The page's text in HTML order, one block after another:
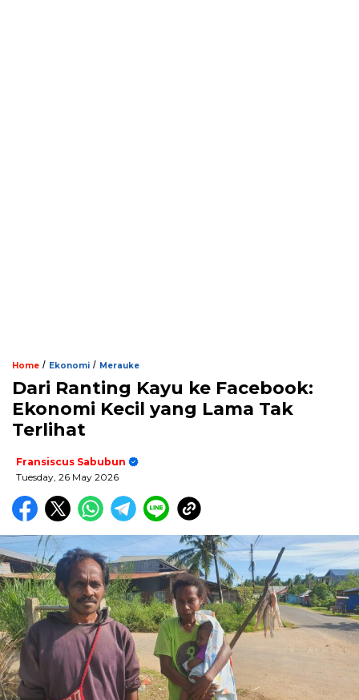
Home / Ekonomi / Merauke
Dari Ranting Kayu ke Facebook:
Ekonomi Kecil yang Lama Tak
Terlihat
Fransiscus Sabubun
Tuesday, 26 May 2026